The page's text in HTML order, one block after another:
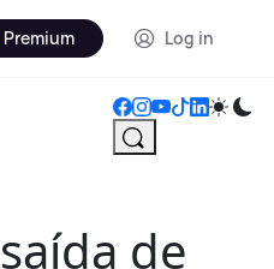
Premium Log in
de